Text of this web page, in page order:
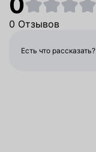
0 Отзывов
Есть что рассказать?